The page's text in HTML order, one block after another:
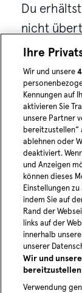
Du
nicht
auf
B.4.2.
Du darfst
eigenen
Services
untersagt,
zu
B.4.3.
Ihre
Wir und unsere
Kennungen auf
aktivieren Sie
unsere Partner
bereitzustellen“
ablehnen oder
deaktiviert.
und Anzeigen
können dieses
Einstellungen
indem Sie auf
Rand der
links auf der
innerhalb
unserer
Wir und
Verwendung